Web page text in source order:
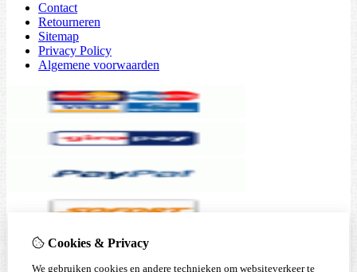
Contact
Retourneren
Sitemap
Privacy Policy
Algemene voorwaarden
Cookies & Privacy
We gebruiken cookies en andere technieken om websiteverkeer te